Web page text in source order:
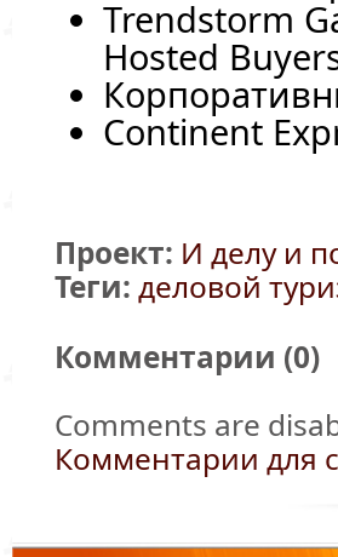
Trendstorm
Hosted
Continent
Проект: И делу и
Теги: деловой
Комментарии (0)
Comments are
Комментарии для